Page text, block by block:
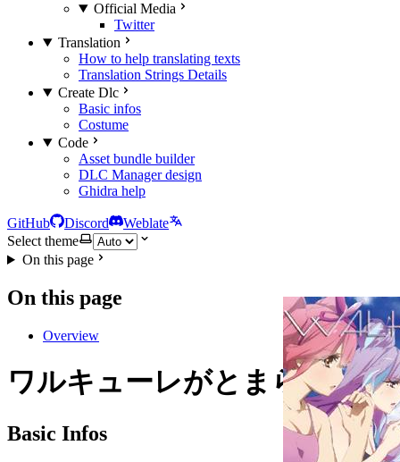
Official Media
Twitter
Translation
How to help translating texts
Translation Strings Details
Create Dlc
Basic infos
Costume
Code
Asset bundle builder
DLC Manager design
Ghidra help
GitHub Discord
Weblate
Select theme
On this page
On this page
Overview
ワルキューレがとまらない
Basic Infos